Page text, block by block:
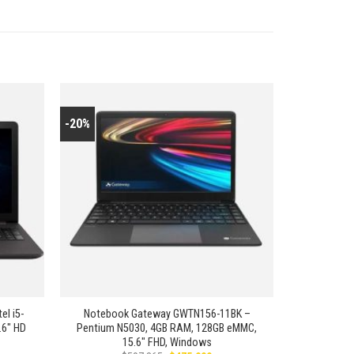
Añadir
i5-
HD
-20%
Notebook Gateway GWTN156-11BK –
Pentium N5030, 4GB RAM, 128GB eMMC,
15.6″ FHD, Windows